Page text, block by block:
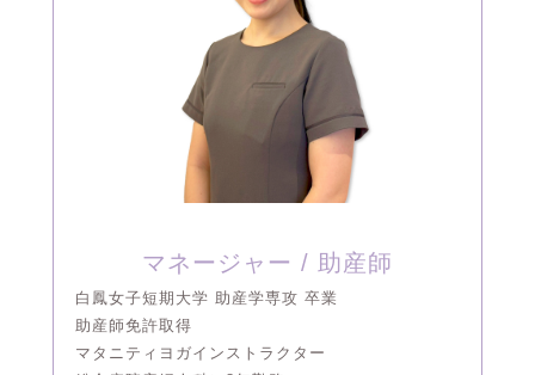
マネージャー / 助産師
白鳳女子短期大学 助産学専攻 卒業
助産師免許取得
マタニティヨガインストラクター